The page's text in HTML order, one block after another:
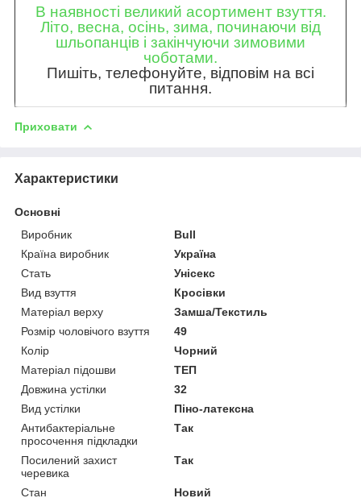
В наявності великий асортимент взуття.
Літо, весна, осінь, зима, починаючи від
шльопанців і закінчуючи зимовими
чоботами.
Пишіть, телефонуйте, відповім на всі
питання.
Приховати
Характеристики
Основні
Виробник
Bull
Країна виробник
Україна
Стать
Унісекс
Вид взуття
Кросівки
Матеріал верху
Замша/Текстиль
Розмір чоловічого взуття
49
Колір
Чорний
Матеріал підошви
ТЕП
Довжина устілки
32
Вид устілки
Піно-латексна
Антибактеріальне
просочення підкладки
Так
Посилений захист
черевика
Так
Стан
Новий